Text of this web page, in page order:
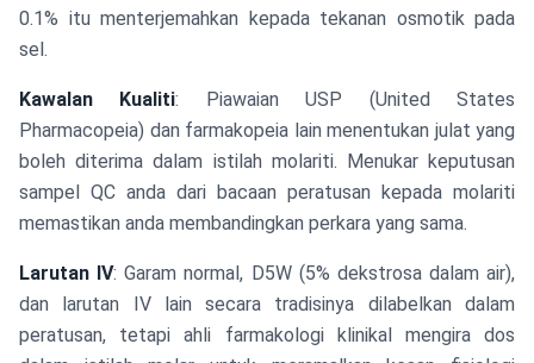
0.1% itu menterjemahkan kepada tekanan osmotik pada
sel.
Kawalan Kualiti: Piawaian USP (United States
Pharmacopeia) dan farmakopeia lain menentukan julat yang
boleh diterima dalam istilah molariti. Menukar keputusan
sampel QC anda dari bacaan peratusan kepada molariti
memastikan anda membandingkan perkara yang sama.
Larutan IV: Garam normal, D5W (5% dekstrosa dalam air),
dan larutan IV lain secara tradisinya dilabelkan dalam
peratusan, tetapi ahli farmakologi klinikal mengira dos